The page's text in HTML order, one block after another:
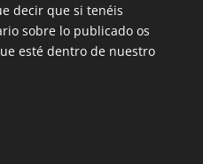
decir que si tenéis
sobre lo publicado os
esté dentro de nuestro